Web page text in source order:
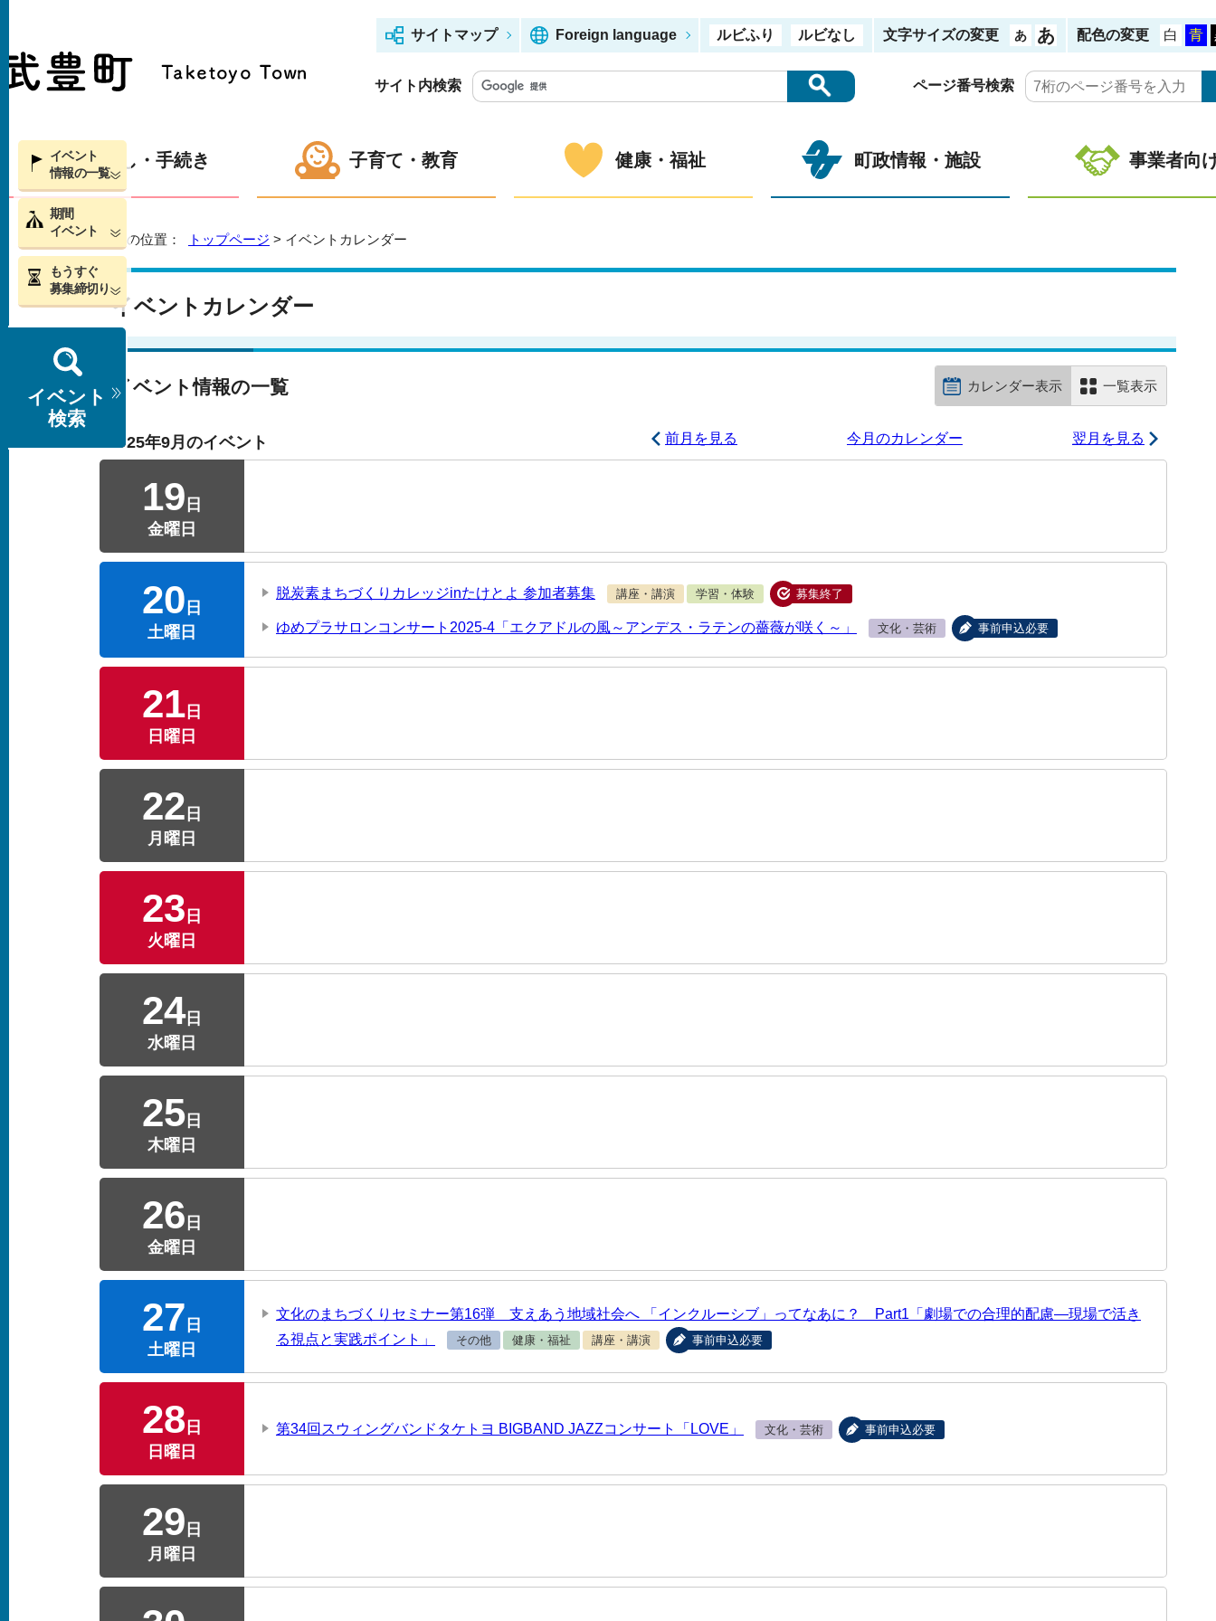
サイトマップ Foreign language ルビふり ルビなし 文字サイズの変更 配色の変更
サイト内検索 ページ番号検索
くらし・手続き 子育て・教育 健康・福祉 町政情報・施設 事業者向
現在の位置： トップページ > イベントカレンダー
イベントカレンダー
イベント
情報の一覧
期間
イベント
もうすぐ
募集締切り
イベント
検索
イベント情報の一覧 カレンダー表示 一覧表示
前月を見る 今月のカレンダー 翌月を見る
2025年9月のイベント
19 日
金曜日
20 日
土曜日
脱炭素まちづくりカレッジinたけとよ 参加者募集 講座・講演 学習・体験 募集終了
ゆめプラサロンコンサート2025-4「エクアドルの風～アンデス・ラテンの薔薇が咲く～」 文化・芸術 事前申込必要
21 日
日曜日
22 日
月曜日
23 日
火曜日
24日
水曜日
25 日
木曜日
26 日
金曜日
27 日
土曜日
文化のまちづくりセミナー第16弾 支えあう地域社会へ 「インクルーシブ」ってなあに？ Part1「劇場での合理的配慮―現場で活き
る視点と実践ポイント」
その他 健康・福祉 講座・講演 事前申込必要
28 日
日曜日
第34回スウィングバンドタケトヨ BIGBAND JAZZコンサート「LOVE」 文化・芸術 事前申込必要
29 日
月曜日